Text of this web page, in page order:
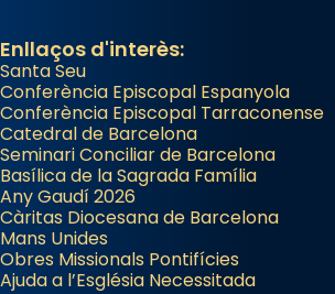
Enllaços d'interès:
Santa Seu
Conferència Episcopal Espanyola
Conferència Episcopal Tarraconense
Catedral de Barcelona
Seminari Conciliar de Barcelona
Basílica de la Sagrada Família
Any Gaudí 2026
Càritas Diocesana de Barcelona
Mans Unides
Obres Missionals Pontifícies
Ajuda a l’Església Necessitada